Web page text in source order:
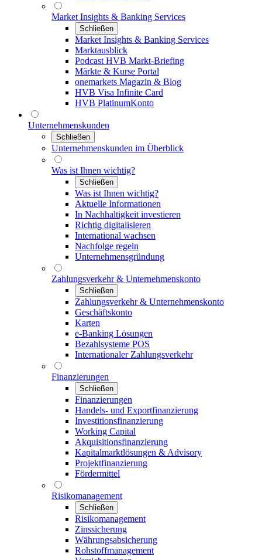
Market Insights & Banking Services
Schließen
Market Insights & Banking Services
Marktausblick
Podcast HVB Markt-Briefing
Märkte & Kurse Portal
onemarkets Magazin & Blog
HVB Visa Infinite Card
HVB PlatinumKonto
Unternehmenskunden
Schließen
Unternehmenskunden im Überblick
Was ist Ihnen wichtig?
Schließen
Was ist Ihnen wichtig?
Aktuelle Informationen
In Nachhaltigkeit investieren
Richtig digitalisieren
International wachsen
Nachfolge regeln
Unternehmensgründung
Zahlungsverkehr & Unternehmenskonto
Schließen
Zahlungsverkehr & Unternehmenskonto
Geschäftskonto
Karten
e-Banking Lösungen
Bezahlsysteme POS
Internationaler Zahlungsverkehr
Finanzierungen
Schließen
Finanzierungen
Handels- und Exportfinanzierung
Investitionsfinanzierung
Working Capital
Akquisitionsfinanzierung
Kapitalmarktlösungen & Advisory
Projektfinanzierung
Fördermittel
Risikomanagement
Schließen
Risikomanagement
Zinssicherung
Währungsabsicherung
Rohstoffmanagement